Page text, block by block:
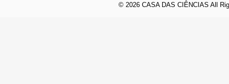
© 2026 CASA DAS CIÊNCIAS All